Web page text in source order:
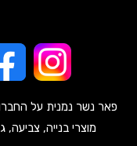
פאר נשר נמנית על
מוצרי בנייה, צביעה,